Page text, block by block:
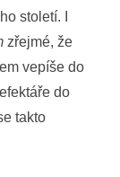
století. I
zřejmé, že
vepíše do
do
takto